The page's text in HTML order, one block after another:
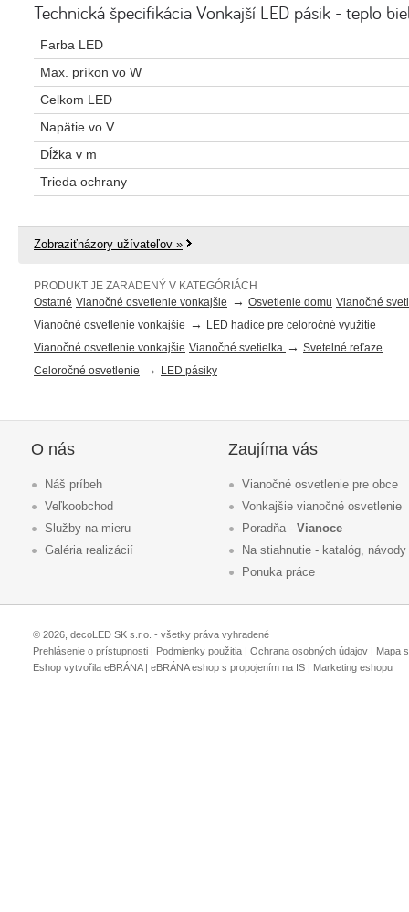
Technická špecifikácia Vonkajší LED pásik - teplo
Farba LED
Max. príkon vo W
Celkom LED
Napätie vo V
Dĺžka v m
Trieda ochrany
Zobraziťnázory užívateľov »
PRODUKT JE ZARADENÝ V KATEGÓRIÁCH
Ostatné Vianočné osvetlenie vonkajšie → Osvetlenie domu Vianočné
Vianočné osvetlenie vonkajšie → LED hadice pre celoročné využitie
Vianočné osvetlenie vonkajšie Vianočné svetielka → Svetelné reťaze
Celoročné osvetlenie → LED pásiky
O nás
Náš príbeh
Veľkoobchod
Služby na mieru
Galéria realizácií
Zaujíma vás
Vianočné osvetlenie pre obce
Vonkajšie vianočné osvetlenie
Poradňa - Vianoce
Na stiahnutie - katalóg, návody
Ponuka práce
© 2026, decoLED SK s.r.o. - všetky práva vyhradené
Prehlásenie o prístupnosti | Podmienky použitia | Ochrana osobných údajov | Mapa
Eshop vytvořila eBRÁNA| eBRÁNA eshop s propojením na IS | Marketing eshopu